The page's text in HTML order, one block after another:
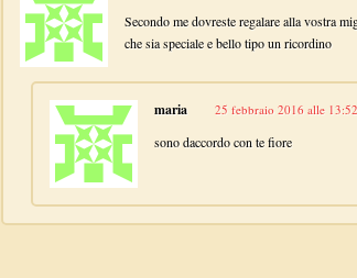
Secondo me dovreste regalare alla vostra
che sia speciale e bello tipo un ricordino
maria 25 febbraio 2016 alle 13:52
sono daccordo con te fiore